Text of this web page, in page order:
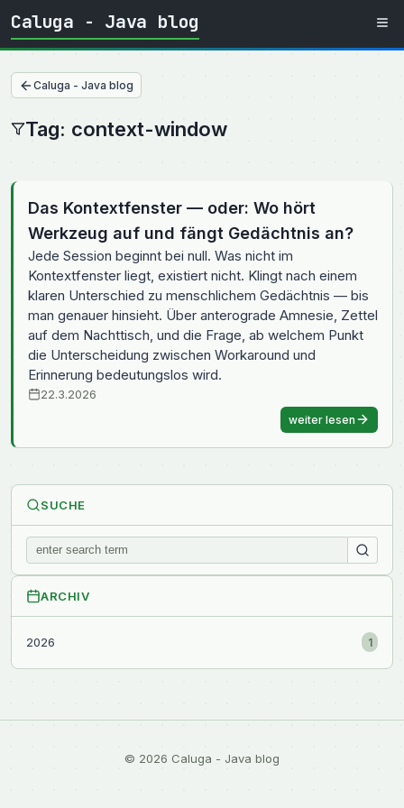
Caluga - Java blog
Caluga - Java blog
Tag: context-window
Das Kontextfenster — oder: Wo hört
Werkzeug auf und fängt Gedächtnis an?
Jede Session beginnt bei null. Was nicht im
Kontextfenster liegt, existiert nicht. Klingt nach einem
klaren Unterschied zu menschlichem Gedächtnis — bis
man genauer hinsieht. Über anterograde Amnesie, Zettel
auf dem Nachttisch, und die Frage, ab welchem Punkt
die Unterscheidung zwischen Workaround und
Erinnerung bedeutungslos wird.
22.3.2026
weiter lesen
SUCHE
ARCHIV
2026 1
© 2026 Caluga - Java blog